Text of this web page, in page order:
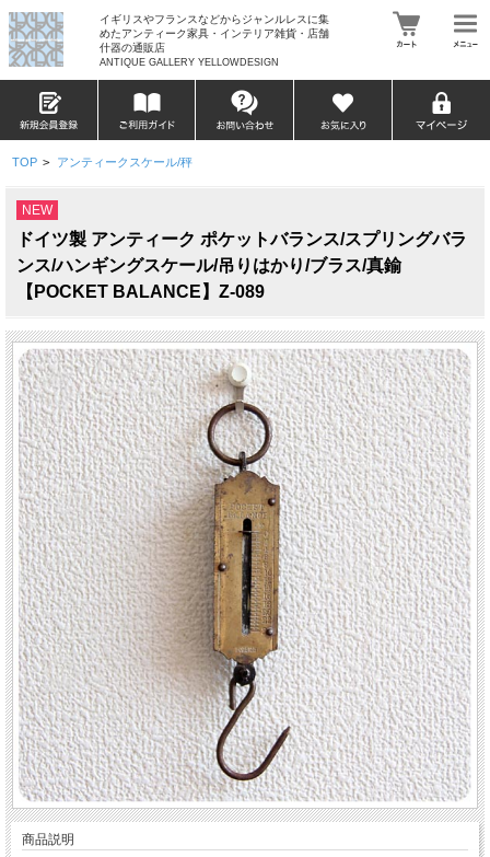
イギリスやフランスなどからジャンルレスに集
めたアンティーク家具・インテリア雑貨・店舗
什器の通販店
ANTIQUE GALLERY YELLOWDESIGN
TOP > アンティークスケール/秤
NEW
ドイツ製 アンティーク ポケットバランス/スプリングバラ
ンス/ハンギングスケール/吊りはかり/ブラス/真鍮
【POCKET BALANCE】Z-089
商品説明